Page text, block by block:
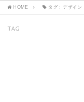
HOME タグ : デザイン
TAG